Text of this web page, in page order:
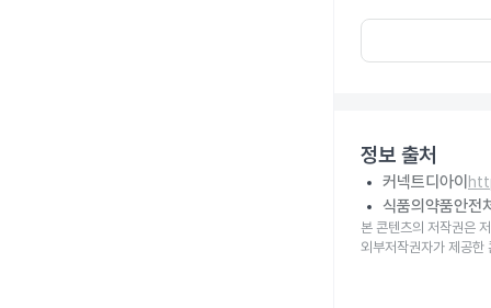
정보 출처
커넥트디아이
식품의약품안전
본 콘텐츠의 저작권은
외부저작권자가 제공한